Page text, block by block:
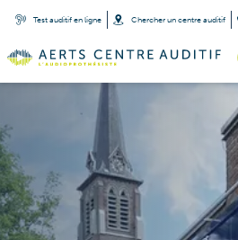
Test auditif en ligne Chercher un centre auditif